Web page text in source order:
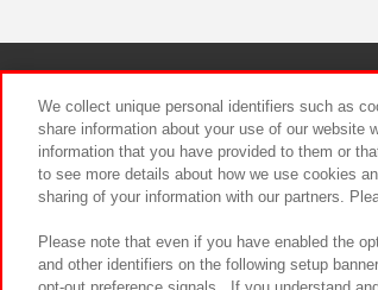
We collect unique personal identifiers such as
share information about your use of our website
information that you have provided to them or
to see more details about how we use cookies
sharing of your information with our partners.
Please note that even if you have enabled the
and other identifiers on the following setup